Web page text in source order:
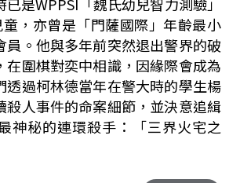
，亦曾是「門薩國際」年齡最小
員。他與多年前突然退出警界的破
在圍棋對奕中相識，因緣際會成為
透過柯林德當年在警大時的學生楊
殺人事件的命案細節，並決意追緝
神秘的連環殺手：「三界火宅之